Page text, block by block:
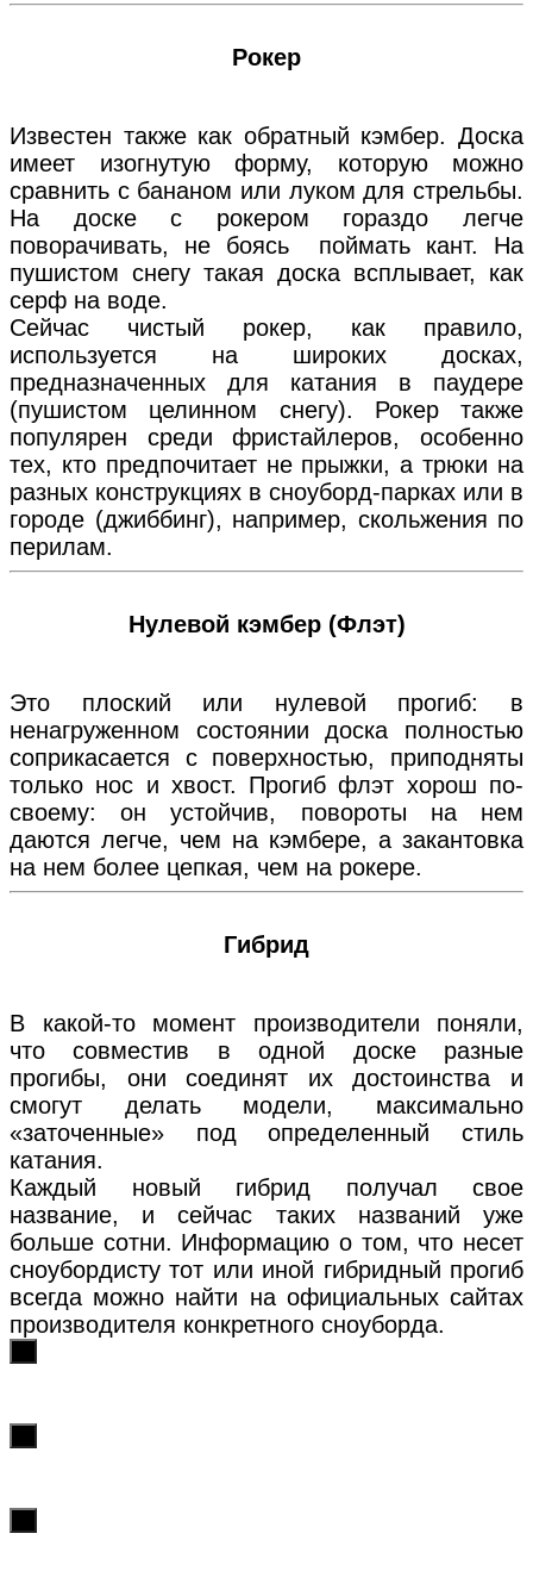
Рокер
Известен также как обратный кэмбер. Доска
имеет изогнутую форму, которую можно
сравнить с бананом или луком для стрельбы.
На доске с рокером гораздо легче
поворачивать, не боясь поймать кант. На
пушистом снегу такая доска всплывает, как
серф на воде.
Сейчас чистый рокер, как правило,
используется на широких досках,
предназначенных для катания в паудере
(пушистом целинном снегу). Рокер также
популярен среди фристайлеров, особенно
тех, кто предпочитает не прыжки, а трюки на
разных конструкциях в сноуборд-парках или в
городе (джиббинг), например, скольжения по
перилам.
Нулевой кэмбер (Флэт)
Это плоский или нулевой прогиб: в
ненагруженном состоянии доска полностью
соприкасается с поверхностью, приподняты
только нос и хвост. Прогиб флэт хорош по-
своему: он устойчив, повороты на нем
даются легче, чем на кэмбере, а закантовка
на нем более цепкая, чем на рокере.
Гибрид
В какой-то момент производители поняли,
что совместив в одной доске разные
прогибы, они соединят их достоинства и
смогут делать модели, максимально
«заточенные» под определенный стиль
катания.
Каждый новый гибрид получал свое
название, и сейчас таких названий уже
больше сотни. Информацию о том, что несет
сноубордисту тот или иной гибридный прогиб
всегда можно найти на официальных сайтах
производителя конкретного сноуборда.